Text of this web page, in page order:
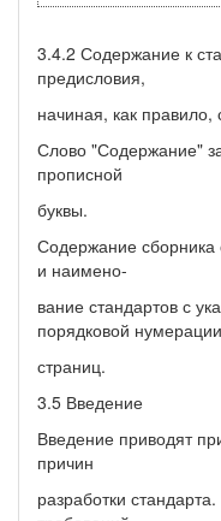
3.4.2 Содержание к
предисловия,
начиная, как
Слово "Содержание"
прописной
буквы.
Содержание сборника
и наимено-
вание стандартов с
порядковой нумерации
страниц.
3.5 Введение
Введение приводят
причин
разработки